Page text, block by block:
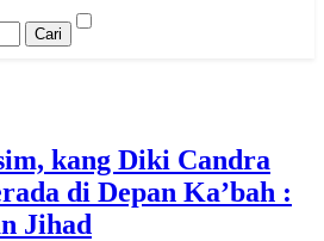
kang Diki Candra
di Depan Ka’bah :
Jihad